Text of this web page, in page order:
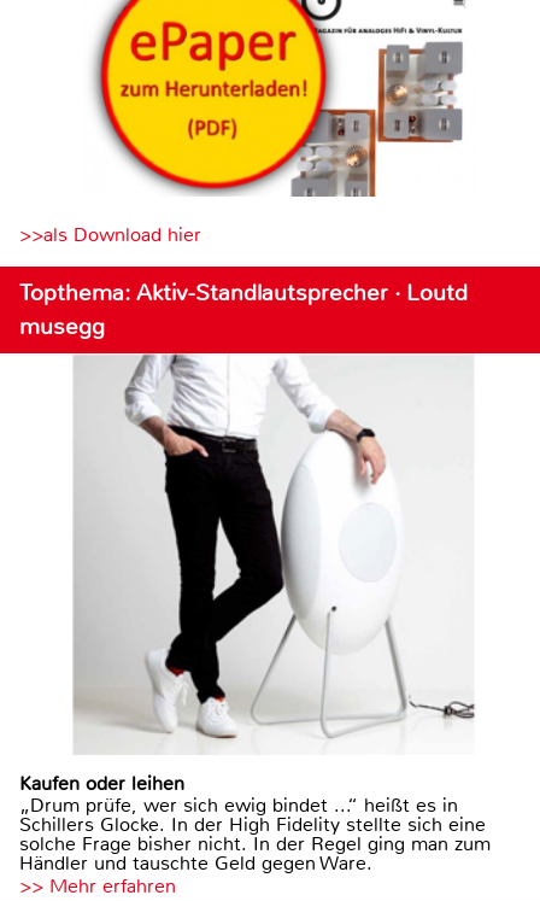
>>als Download hier
Topthema: Aktiv-Standlautsprecher · Loutd
musegg
Kaufen oder leihen
„Drum prüfe, wer sich ewig bindet ...“ heißt es in
Schillers Glocke. In der High Fidelity stellte sich eine
solche Frage bisher nicht. In der Regel ging man zum
Händler und tauschte Geld gegen Ware.
>> Mehr erfahren